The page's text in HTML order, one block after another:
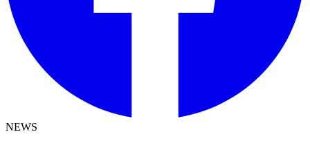
NEWS